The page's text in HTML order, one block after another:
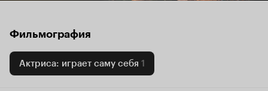
Фильмография
Актриса: играет саму себя 1